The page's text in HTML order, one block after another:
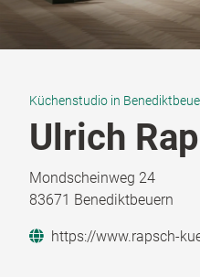
Küchenstudio in
Ulrich
Mondscheinweg 24
83671 Benediktbeuern
https://www.rapsch-